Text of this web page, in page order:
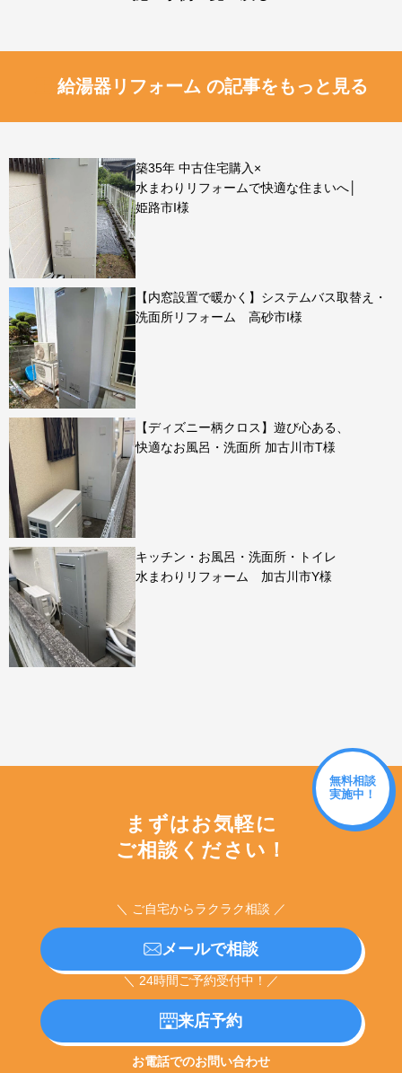
給湯器リフォーム の記事をもっと見る
築35年 中古住宅購入×
水まわりリフォームで快適な住まいへ│
姫路市I様
【内窓設置で暖かく】システムバス取替え・
洗面所リフォーム 高砂市I様
【ディズニー柄クロス】遊び心ある、
快適なお風呂・洗面所 加古川市T様
キッチン・お風呂・洗面所・トイレ
水まわりリフォーム 加古川市Y様
無料相談
実施中！
まずはお気軽に
ご相談ください！
＼ ご自宅からラクラク相談 ／
メールで相談
＼ 24時間ご予約受付中！／
来店予約
お電話でのお問い合わせ